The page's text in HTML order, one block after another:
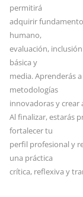
permitirá
adquirir
humano,
evaluación,
básica y
media. Aprenderás
metodologías
innovadoras y crear
Al finalizar, estarás
fortalecer tu
perfil profesional y
una práctica
crítica, reflexiva y